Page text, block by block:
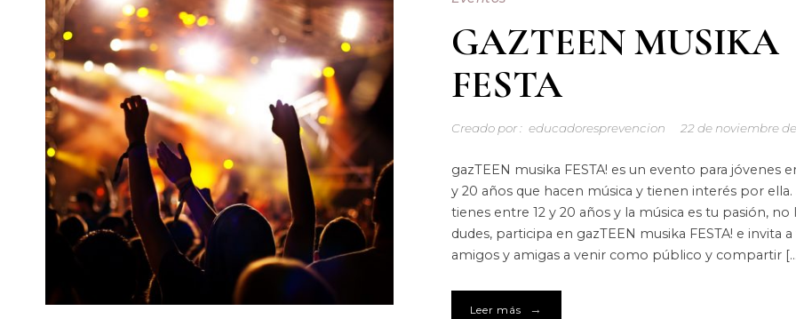
GAZTEEN MUSIKA
FESTA
Creado por : educadoresprevencion 22 de noviembre
gazTEEN musika FESTA! es un evento para jóvenes
y 20 años que hacen música y tienen interés por ella.
tienes entre 12 y 20 años y la música es tu pasión, no
dudes, participa en gazTEEN musika FESTA! e invita a
amigos y amigas a venir como público y compartir
Leer más →